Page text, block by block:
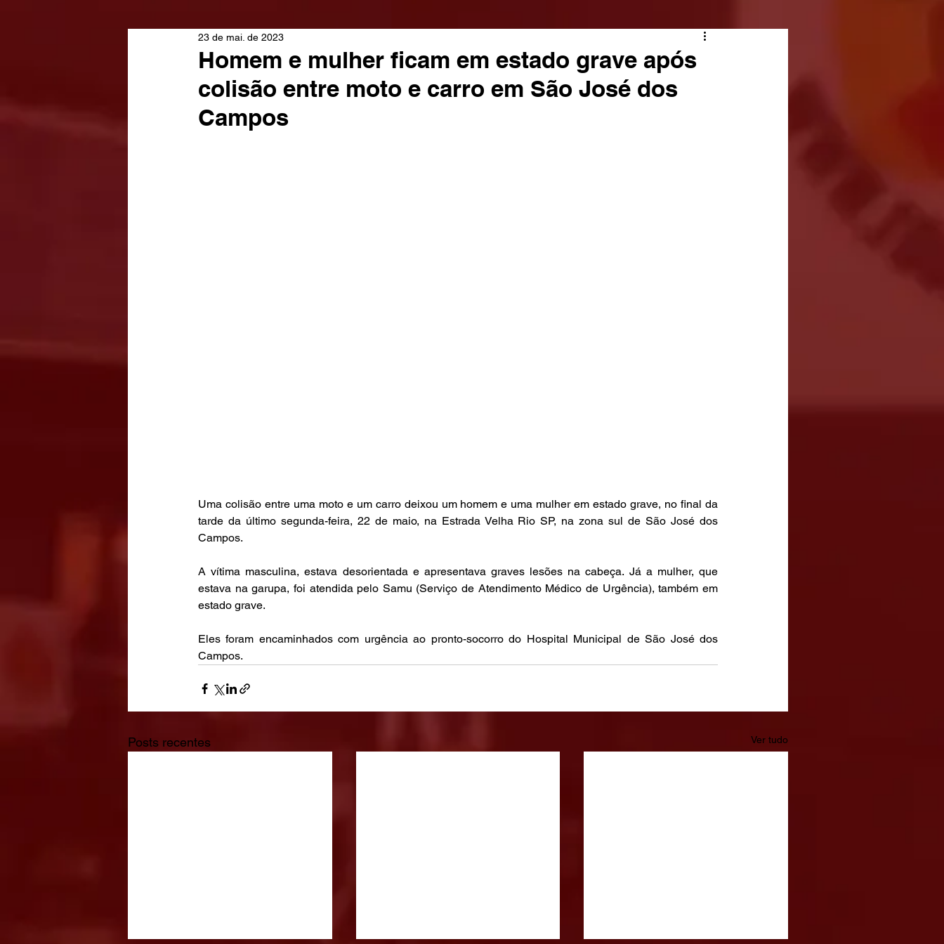
Homem e mulher ficam em estado grave após
colisão entre moto e carro em São José dos
Campos
23 de mai. de 2023
Uma colisão entre uma moto e um carro deixou um homem e uma mulher em estado grave, no final da
tarde da último segunda-feira, 22 de maio, na Estrada Velha Rio SP, na zona sul de São José dos
Campos.
A vítima masculina, estava desorientada e apresentava graves lesões na cabeça. Já a mulher, que
estava na garupa, foi atendida pelo Samu (Serviço de Atendimento Médico de Urgência), também em
estado grave.
Eles foram encaminhados com urgência ao pronto-socorro do Hospital Municipal de São José dos
Campos.
Posts recentes Ver tudo